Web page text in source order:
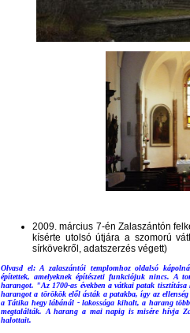
2009. március 7-én Zalaszántón
kísérte utolsó útjára a szomorú
sírkövekről, adatszerzés végett)
Olvasd el:A zalaszántói templomhoz oldalsó
építettek, amelyeknek építészeti funkciójuk nincs. A
harangot. "Az 1700-as években a vátkai patak
harangot a törökök elől ásták a patakba, így az
a Tátika hegy lábánál - lakossága kihalt, a harang több
megtalálták. A harang a mai napig is misére hívja
halottait.